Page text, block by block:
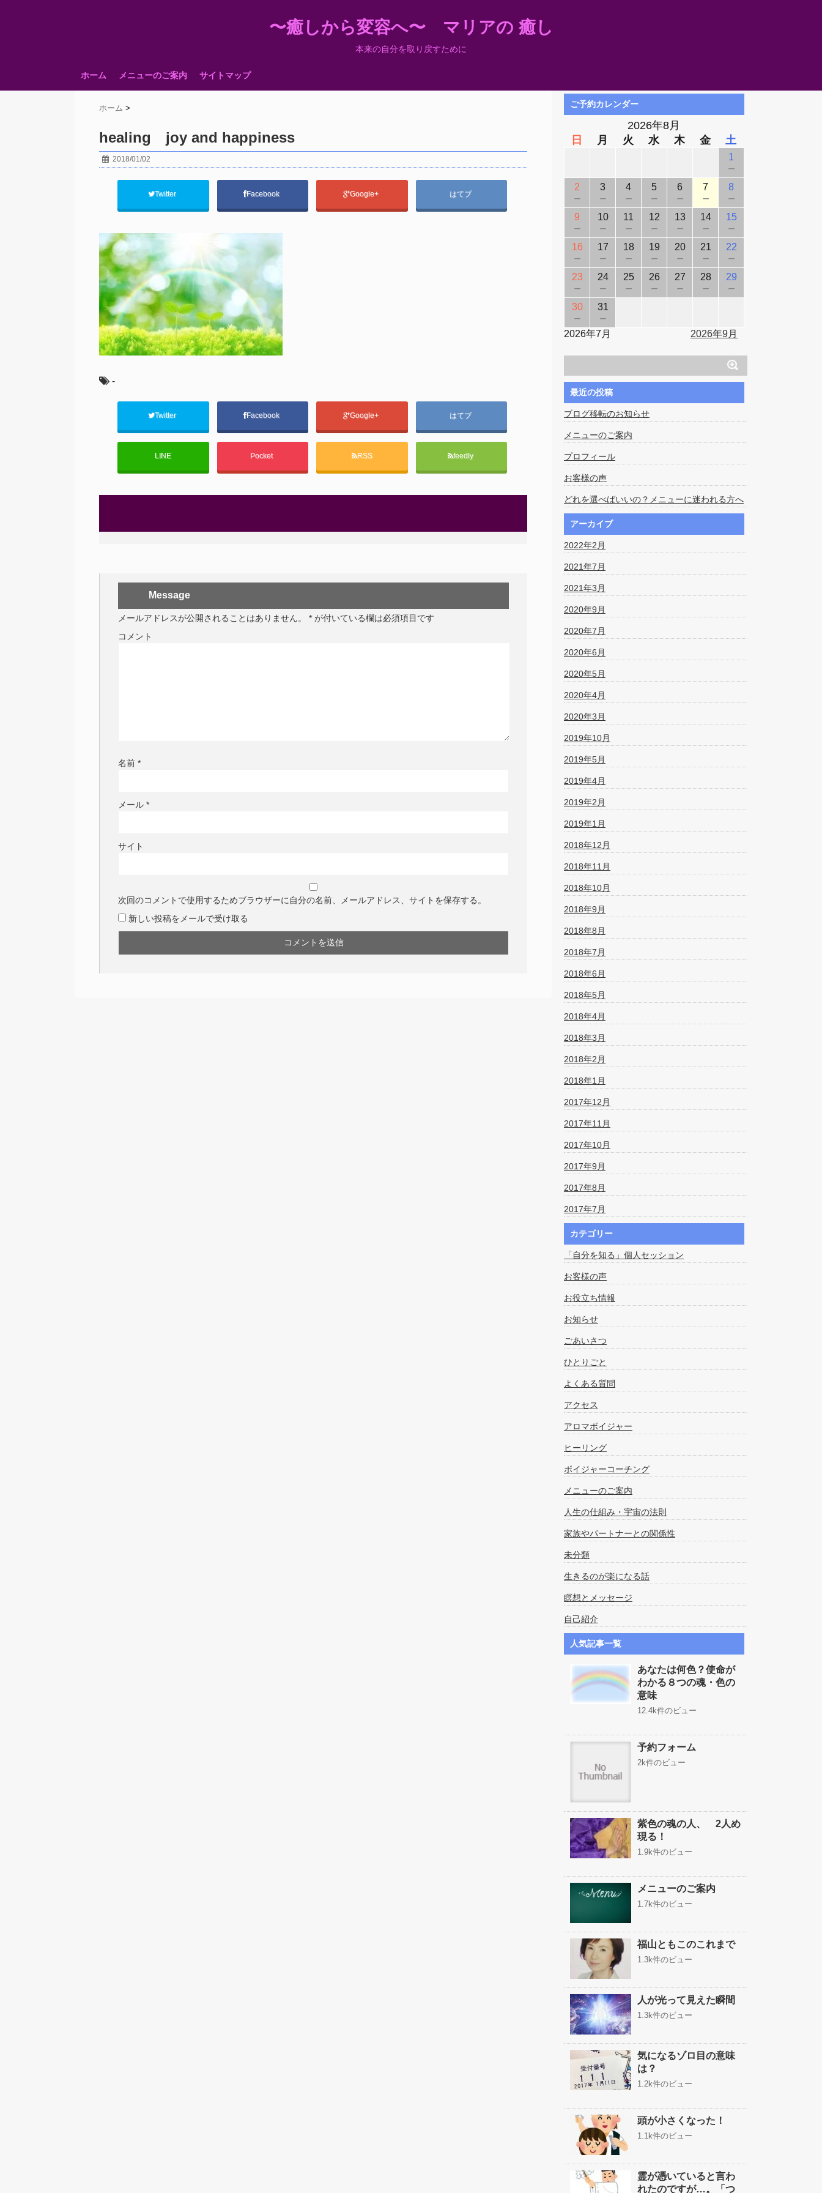
〜癒しから変容へ〜 マリアの 癒し
本来の自分を取り戻すために
ホーム メニューのご案内 サイトマップ
ホーム >
healing joy and happiness
2018/01/02
Twitter Facebook Google+ はてブ
-
Twitter Facebook Google+ はてブ
LINE Pocket RSS feedly
Message
メールアドレスが公開されることはありません。 * が付いている欄は必須項目です
コメント
名前 *
メール *
サイト
次回のコメントで使用するためブラウザーに自分の名前、メールアドレス、サイトを保存する。
新しい投稿をメールで受け取る
ご予約カレンダー
2026年8月
日
月 火 水 木 金 土
1
－
2
－
3
－
4
－
5
－
6
－
7
－
8
－
9
－
10
－
11
－
12
－
13
－
14
－
15
－
16
－
17
－
18
－
19
－
20
－
21
－
22
－
23
－
24
－
25
－
26
－
27
－
28
－
29
－
30
－
31
－
2026年7月 2026年9月
最近の投稿
ブログ移転のお知らせ
メニューのご案内
プロフィール
お客様の声
どれを選べばいいの？メニューに迷われる方へ
アーカイブ
2022年2月
2021年7月
2021年3月
2020年9月
2020年7月
2020年6月
2020年5月
2020年4月
2020年3月
2019年10月
2019年5月
2019年4月
2019年2月
2019年1月
2018年12月
2018年11月
2018年10月
2018年9月
2018年8月
2018年7月
2018年6月
2018年5月
2018年4月
2018年3月
2018年2月
2018年1月
2017年12月
2017年11月
2017年10月
2017年9月
2017年8月
2017年7月
カテゴリー
「自分を知る」個人セッション
お客様の声
お役立ち情報
お知らせ
ごあいさつ
ひとりごと
よくある質問
アクセス
アロマボイジャー
ヒーリング
ボイジャーコーチング
メニューのご案内
人生の仕組み・宇宙の法則
家族やパートナーとの関係性
未分類
生きるのが楽になる話
瞑想とメッセージ
自己紹介
人気記事一覧
あなたは何色？使命が
わかる８つの魂・色の
意味
12.4k件のビュー
予約フォーム
2k件のビュー
紫色の魂の人、 2人め
現る！
1.9k件のビュー
メニューのご案内
1.7k件のビュー
福山ともこのこれまで
1.3k件のビュー
人が光って見えた瞬間
1.3k件のビュー
気になるゾロ目の意味
は？
1.2k件のビュー
頭が小さくなった！
1.1k件のビュー
霊が憑いていると言わ
れたのですが…。「つ